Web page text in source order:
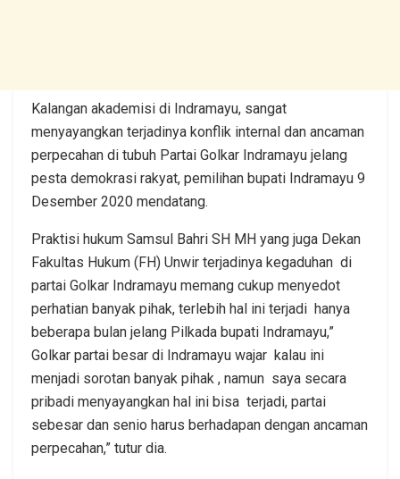
Kalangan akademisi di Indramayu, sangat
menyayangkan terjadinya konflik internal dan ancaman
perpecahan di tubuh Partai Golkar Indramayu jelang
pesta demokrasi rakyat, pemilihan bupati Indramayu 9
Desember 2020 mendatang.
Praktisi hukum Samsul Bahri SH MH yang juga Dekan
Fakultas Hukum (FH) Unwir terjadinya kegaduhan di
partai Golkar Indramayu memang cukup menyedot
perhatian banyak pihak, terlebih hal ini terjadi hanya
beberapa bulan jelang Pilkada bupati Indramayu,”
Golkar partai besar di Indramayu wajar kalau ini
menjadi sorotan banyak pihak , namun saya secara
pribadi menyayangkan hal ini bisa terjadi, partai
sebesar dan senio harus berhadapan dengan ancaman
perpecahan,” tutur dia.